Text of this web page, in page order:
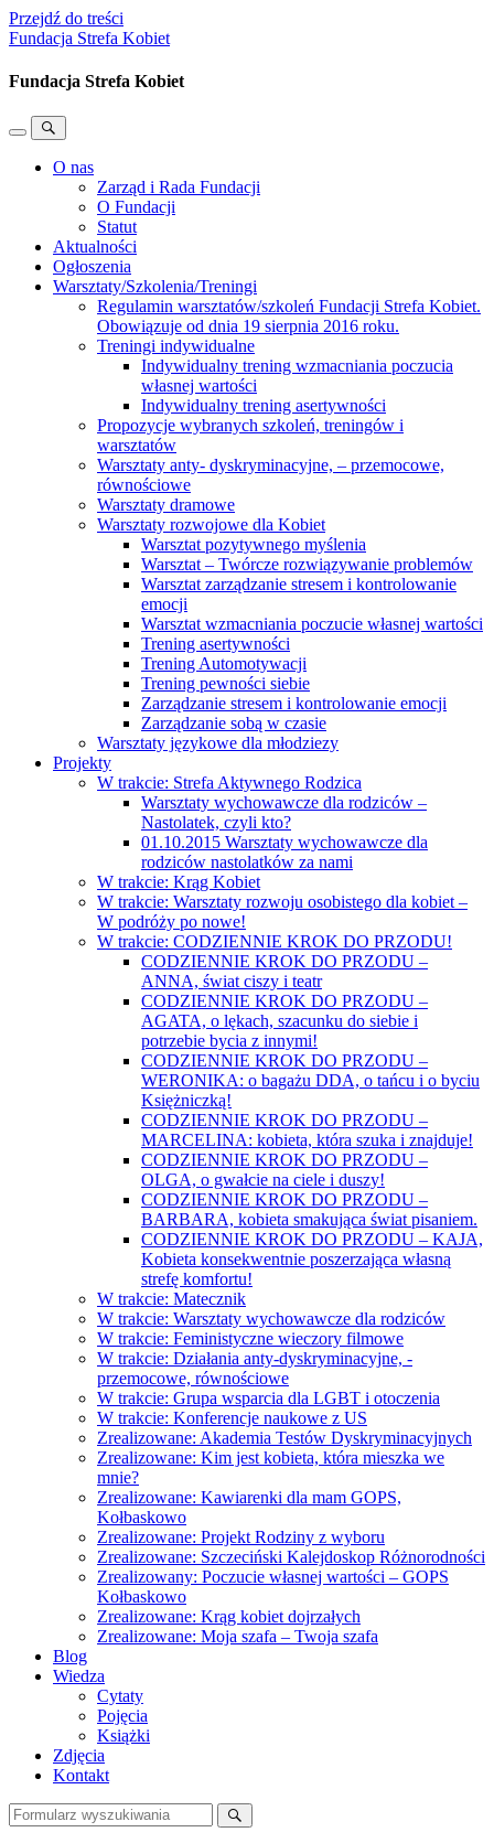
Przejdź do treści
Fundacja Strefa Kobiet
Fundacja Strefa Kobiet
Przełącz
mobilne
Przełącz
pole
wyszukiwania
O nas
Zarząd i Rada Fundacji
O Fundacji
Statut
Aktualności
Ogłoszenia
Warsztaty/Szkolenia/Treningi
Regulamin warsztatów/szkoleń Fundacji Strefa Kobiet.
Obowiązuje od dnia 19 sierpnia 2016 roku.
Treningi indywidualne
Indywidualny trening wzmacniania poczucia
własnej wartości
Indywidualny trening asertywności
Propozycje wybranych szkoleń, treningów i
warsztatów
Warsztaty anty- dyskryminacyjne, – przemocowe,
równościowe
Warsztaty dramowe
Warsztaty rozwojowe dla Kobiet
Warsztat pozytywnego myślenia
Warsztat – Twórcze rozwiązywanie problemów
Warsztat zarządzanie stresem i kontrolowanie
emocji
Warsztat wzmacniania poczucie własnej wartości
Trening asertywności
Trening Automotywacji
Trening pewności siebie
Zarządzanie stresem i kontrolowanie emocji
Zarządzanie sobą w czasie
Warsztaty językowe dla młodziezy
Projekty
W trakcie: Strefa Aktywnego Rodzica
Warsztaty wychowawcze dla rodziców –
Nastolatek, czyli kto?
01.10.2015 Warsztaty wychowawcze dla
rodziców nastolatków za nami
W trakcie: Krąg Kobiet
W trakcie: Warsztaty rozwoju osobistego dla kobiet –
W podróży po nowe!
W trakcie: CODZIENNIE KROK DO PRZODU!
CODZIENNIE KROK DO PRZODU –
ANNA, świat ciszy i teatr
CODZIENNIE KROK DO PRZODU –
AGATA, o lękach, szacunku do siebie i
potrzebie bycia z innymi!
CODZIENNIE KROK DO PRZODU –
WERONIKA: o bagażu DDA, o tańcu i o byciu
Księżniczką!
CODZIENNIE KROK DO PRZODU –
MARCELINA: kobieta, która szuka i znajduje!
CODZIENNIE KROK DO PRZODU –
OLGA, o gwałcie na ciele i duszy!
CODZIENNIE KROK DO PRZODU –
BARBARA, kobieta smakująca świat pisaniem.
CODZIENNIE KROK DO PRZODU – KAJA,
Kobieta konsekwentnie poszerzająca własną
strefę komfortu!
W trakcie: Matecznik
W trakcie: Warsztaty wychowawcze dla rodziców
W trakcie: Feministyczne wieczory filmowe
W trakcie: Działania anty-dyskryminacyjne, -
przemocowe, równościowe
W trakcie: Grupa wsparcia dla LGBT i otoczenia
W trakcie: Konferencje naukowe z US
Zrealizowane: Akademia Testów Dyskryminacyjnych
Zrealizowane: Kim jest kobieta, która mieszka we
mnie?
Zrealizowane: Kawiarenki dla mam GOPS,
Kołbaskowo
Zrealizowane: Projekt Rodziny z wyboru
Zrealizowane: Szczeciński Kalejdoskop Różnorodności
Zrealizowany: Poczucie własnej wartości – GOPS
Kołbaskowo
Zrealizowane: Krąg kobiet dojrzałych
Zrealizowane: Moja szafa – Twoja szafa
Blog
Wiedza
Cytaty
Pojęcia
Książki
Zdjęcia
Kontakt